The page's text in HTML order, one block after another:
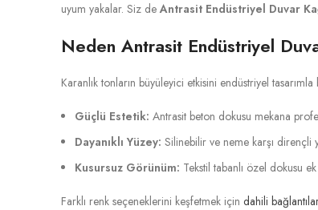
uyum yakalar. Siz deAntrasit Endüstriyel Duvar
Neden Antrasit Endüstriyel
Karanlık tonların büyüleyici etkisini endüstriyel
Güçlü Estetik: Antrasit beton dokusu mekana
Dayanıklı Yüzey: Silinebilir ve neme karşı dirençli
Kusursuz Görünüm: Tekstil tabanlı özel dokusu
Farklı renk seçeneklerini keşfetmek için dahili